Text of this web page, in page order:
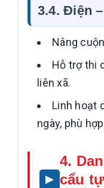
3.4. Điện
Nâng
Hỗ trợ thi
liên xã.
Linh hoạt
ngày, phù
4.
cẩu